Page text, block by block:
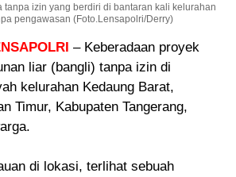
tanpa izin yang berdiri di bantaran kali kelurahan
pengawasan (Foto.Lensapolri/Derry)
– Keberadaan proyek
liar (bangli) tanpa izin di
kelurahan Kedaung Barat,
Timur, Kabupaten Tangerang,
di lokasi, terlihat sebuah